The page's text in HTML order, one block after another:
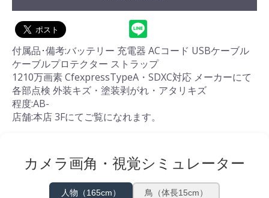
付属品･備考:バッテリー 充電器 ACコード USBケーブル
ケーブルプロテクター ストラップ
1210万画素 CfexpressTypeA・SDXC対応 メーカーにて
各部点検 外装キズ・塗装剥がれ・アタリキズ
程度:AB-
店舗:本店 3Fにてご覧になれます。
カメラ画角・視覚シミュレーター
人物（165cm） 鳥（体長15cm）